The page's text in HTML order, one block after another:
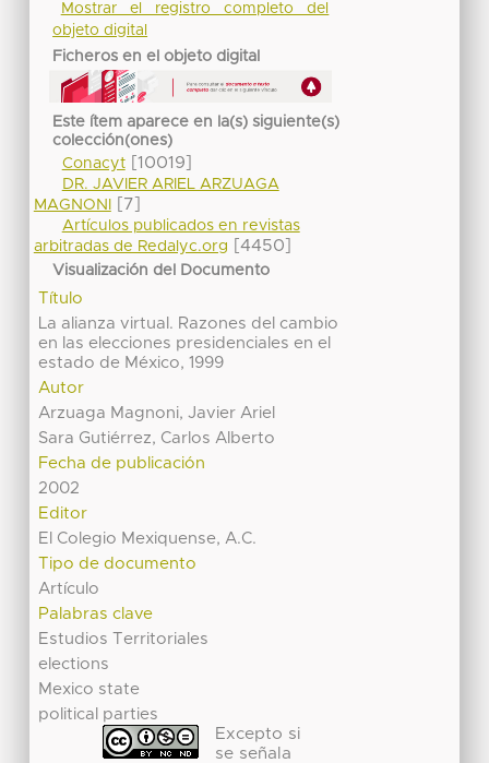
Mostrar el registro completo del
objeto digital
Ficheros en el objeto digital
Este ítem aparece en la(s) siguiente(s)
colección(ones)
Conacyt[10019]
DR. JAVIER ARIEL ARZUAGA
MAGNONI [7]
Artículos publicados en revistas
arbitradas de Redalyc.org
[4450]
Visualización del Documento
Título
La alianza virtual. Razones del cambio
en las elecciones presidenciales en el
estado de México, 1999
Autor
Arzuaga Magnoni, Javier Ariel
Sara Gutiérrez, Carlos Alberto
Fecha de publicación
2002
Editor
El Colegio Mexiquense, A.C.
Tipo de documento
Artículo
Palabras clave
Estudios Territoriales
elections
Mexico state
political parties
Excepto si
se señala